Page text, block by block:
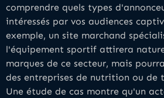
comprendre quels types
intéressés par vos audiences
exemple, un site marchand
l'équipement sportif attirera
marques de ce secteur, mais
des entreprises de nutrition ou de
Une étude de cas montre qu'un